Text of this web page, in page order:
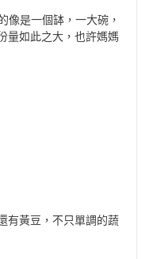
像是一個缽，一大碗，
量如此之大，也許媽媽
有黃豆，不只單調的蔬